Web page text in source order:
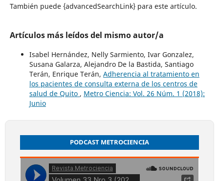
También puede {advancedSearchLink} para este artículo.
Artículos más leídos del mismo autor/a
Isabel Hernández, Nelly Sarmiento, Ivar Gonzalez,
Susana Galarza, Alejandro De la Bastida, Santiago
Terán, Enrique Terán, Adherencia al tratamiento en
los pacientes de consulta externa de los centros de
salud de Quito , Metro Ciencia: Vol. 26 Núm. 1 (2018):
Junio
PODCAST METROCIENCIA